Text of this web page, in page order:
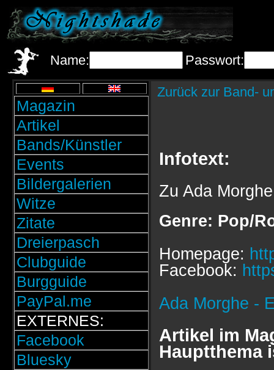
Name: Passwort:
Magazin
Artikel
Bands/Künstler
Events
Bildergalerien
Witze
Zitate
Dreierpasch
Clubguide
Burgguide
PayPal.me
EXTERNES:
Facebook
Bluesky
Zurück zur Band-
Infotext:
Zu Ada
Genre: Pop/
Homepage:
Facebook:
Ada Morghe -
Artikel im
Hauptthema